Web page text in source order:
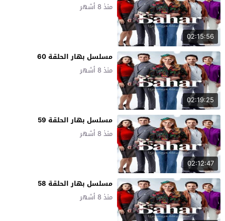
02:15:56
منذ 8 أشهر
02:19:25
مسلسل بهار الحلقة 60
منذ 8 أشهر
02:12:47
مسلسل بهار الحلقة 59
منذ 8 أشهر
مسلسل بهار الحلقة 58
منذ 8 أشهر